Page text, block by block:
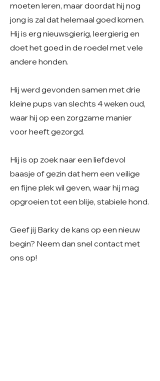
moeten leren, maar doordat hij nog
jong is zal dat helemaal goed komen.
Hij is erg nieuwsgierig, leergierig en
doet het goed in de roedel met vele
andere honden.
Hij werd gevonden samen met drie
kleine pups van slechts 4 weken oud,
waar hij op een zorgzame manier
voor heeft gezorgd.
Hij is op zoek naar een liefdevol
baasje of gezin dat hem een veilige
en fijne plek wil geven, waar hij mag
opgroeien tot een blije, stabiele hond.
Geef jij Barky de kans op een nieuw
begin? Neem dan snel contact met
ons op!